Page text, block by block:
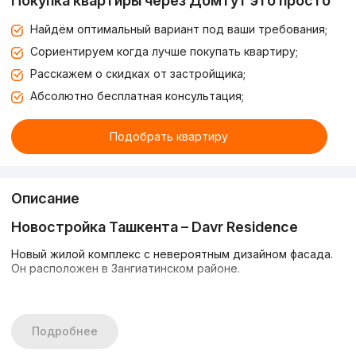
Найдём оптимальный вариант под ваши требования;
Сориентируем когда лучше покупать квартиру;
Расскажем о скидках от застройщика;
Абсолютно бесплатная консультация;
Подобрать квартиру
Описание
Новостройка Ташкента – Davr Residence
Новый жилой комплекс с невероятным дизайном фасада.
Он расположен в Зангиатинском районе.
Квартиры с черновой отделкой позволят сделать ремонт,
Подробнее